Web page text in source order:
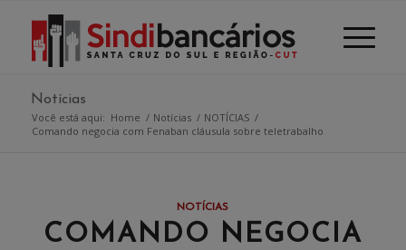
Notícias
Você está aqui: Home / Notícias / NOTÍCIAS /
Comando negocia com Fenaban cláusula sobre teletrabalho
NOTÍCIAS
COMANDO NEGOCIA